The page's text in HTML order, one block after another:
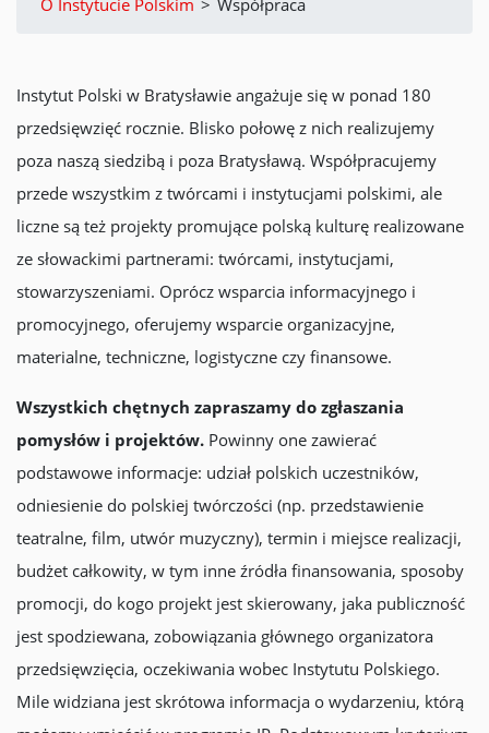
O Instytucie Polskim > Współpraca
Instytut Polski w Bratysławie angażuje się w ponad 180
przedsięwzięć rocznie. Blisko połowę z nich realizujemy
poza naszą siedzibą i poza Bratysławą. Współpracujemy
przede wszystkim z twórcami i instytucjami polskimi, ale
liczne są też projekty promujące polską kulturę realizowane
ze słowackimi partnerami: twórcami, instytucjami,
stowarzyszeniami. Oprócz wsparcia informacyjnego i
promocyjnego, oferujemy wsparcie organizacyjne,
materialne, techniczne, logistyczne czy finansowe.
Wszystkich chętnych zapraszamy do zgłaszania
pomysłów i projektów. Powinny one zawierać
podstawowe informacje: udział polskich uczestników,
odniesienie do polskiej twórczości (np. przedstawienie
teatralne, film, utwór muzyczny), termin i miejsce realizacji,
budżet całkowity, w tym inne źródła finansowania, sposoby
promocji, do kogo projekt jest skierowany, jaka publiczność
jest spodziewana, zobowiązania głównego organizatora
przedsięwzięcia, oczekiwania wobec Instytutu Polskiego.
Mile widziana jest skrótowa informacja o wydarzeniu, którą